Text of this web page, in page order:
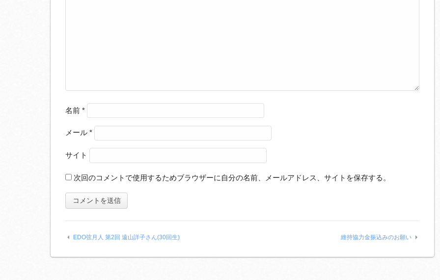
名前 *
メール *
サイト
次回のコメントで使用するためブラウザーに自分の名前、メールアドレス、サイトを保存する。
EDO弦月人 第2回 遠山詳子さん(30回生) 維持協力金振込みのお願い